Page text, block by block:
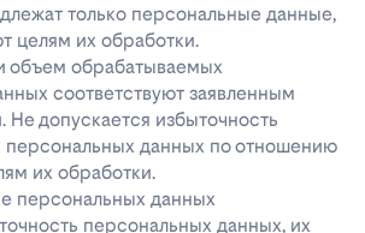
только персональные данные,
целям их обработки.
объем обрабатываемых
соответствуют заявленным
Не допускается избыточность
данных по отношению
их обработки.
персональных данных
персональных данных, их